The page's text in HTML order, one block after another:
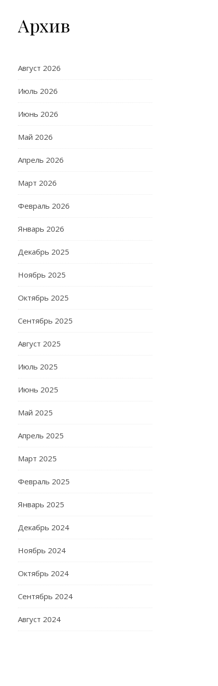
Архив
Август 2026
Июль 2026
Июнь 2026
Май 2026
Апрель 2026
Март 2026
Февраль 2026
Январь 2026
Декабрь 2025
Ноябрь 2025
Октябрь 2025
Сентябрь 2025
Август 2025
Июль 2025
Июнь 2025
Май 2025
Апрель 2025
Март 2025
Февраль 2025
Январь 2025
Декабрь 2024
Ноябрь 2024
Октябрь 2024
Сентябрь 2024
Август 2024